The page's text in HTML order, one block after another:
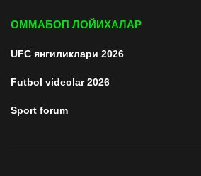
ОММАБОП ЛОЙИХАЛАР
UFC янгиликлари 2026
Futbol videolar 2026
Sport forum